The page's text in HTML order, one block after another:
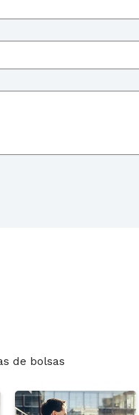
de bolsas